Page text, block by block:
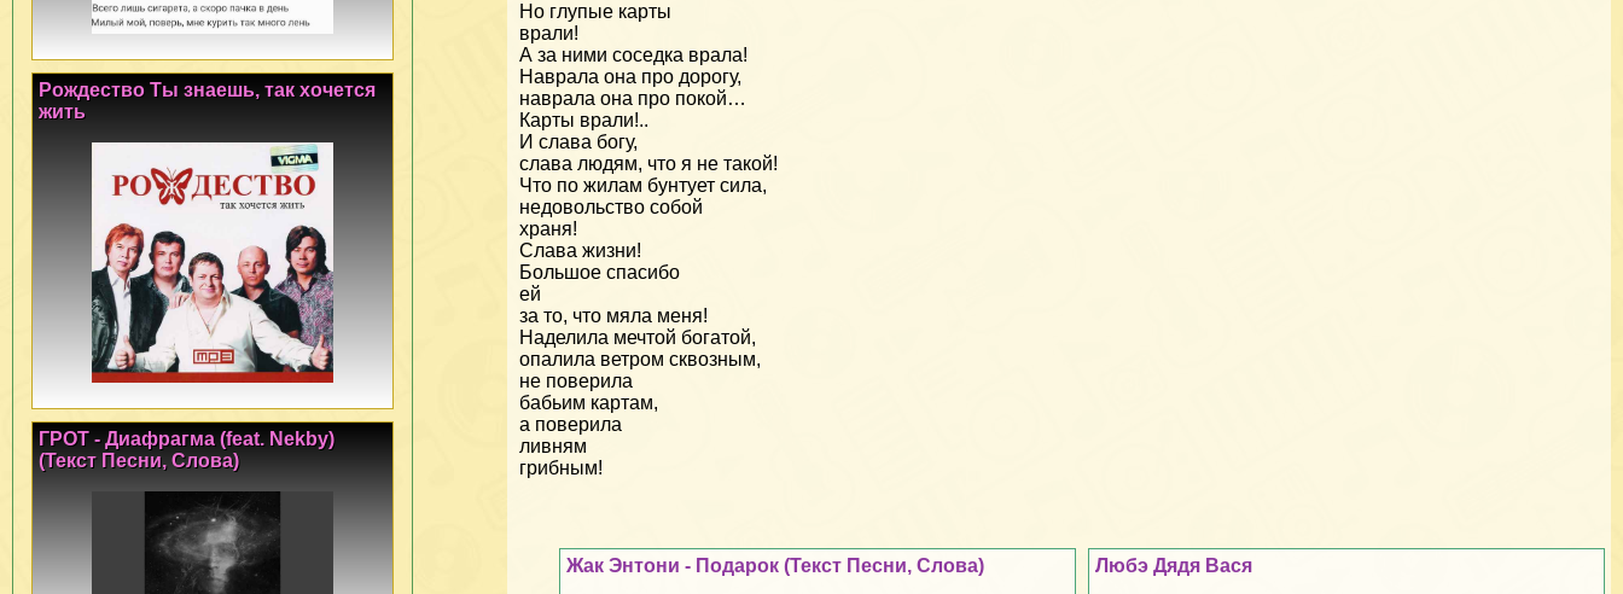
Но глупые карты
врали!
А за ними соседка врала!
Наврала она про дорогу,
наврала она про покой…
Карты врали!..
И слава богу,
слава людям, что я не такой!
Что по жилам бунтует сила,
недовольство собой
храня!
Слава жизни!
Большое спасибо
ей
за то, что мяла меня!
Наделила мечтой богатой,
опалила ветром сквозным,
не поверила
бабьим картам,
а поверила
ливням
грибным!
Любэ Дядя Вася
Жак Энтони - Подарок (Текст Песни, Слова)
Рождество Ты знаешь, так хочется
жить
ГРОТ - Диафрагма (feat. Nekby)
(Текст Песни, Слова)